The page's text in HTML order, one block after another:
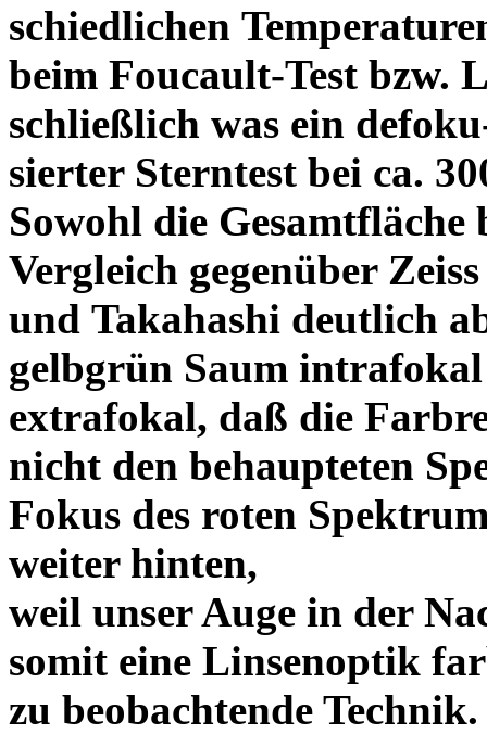
schiedlichen
beim Foucault-Test bzw.
schließlich was ein
sierter Sterntest bei ca.
Sowohl die
Vergleich gegenüber Zeiss
und Takahashi deutlich
gelbgrün Saum
extrafokal, daß die
nicht den behaupteten
Fokus des roten
weiter hinten,
weil unser Auge in der
somit eine Linsenoptik
zu beobachtende